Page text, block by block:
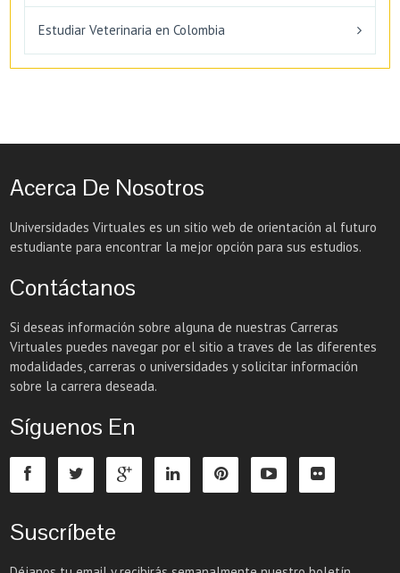
Estudiar Veterinaria en Colombia
Acerca De Nosotros
Universidades Virtuales es un sitio web de orientación al futuro
estudiante para encontrar la mejor opción para sus estudios.
Contáctanos
Si deseas información sobre alguna de nuestras Carreras
Virtuales puedes navegar por el sitio a traves de las diferentes
modalidades, carreras o universidades y solicitar información
sobre la carrera deseada.
Síguenos En
Suscríbete